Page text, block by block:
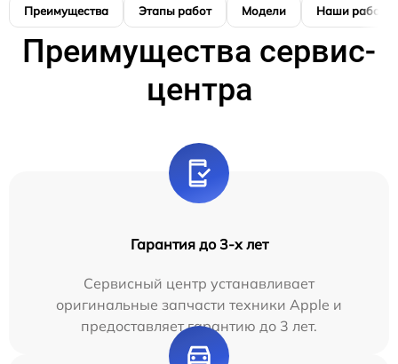
Преимущества Этапы работ Модели Наши работы
Преимущества сервис-
центра
Гарантия до 3-х лет
Сервисный центр устанавливает
оригинальные запчасти техники Apple и
предоставляет гарантию до 3 лет.